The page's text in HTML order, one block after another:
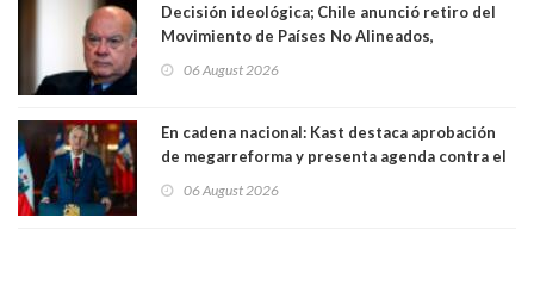
Decisión ideológica; Chile anunció retiro del
Movimiento de Países No Alineados,
1971. Excanciller Insulza lamentó decisión
06 August 2026
En cadena nacional: Kast destaca aprobación
de megarreforma y presenta agenda contra el
06 August 2026